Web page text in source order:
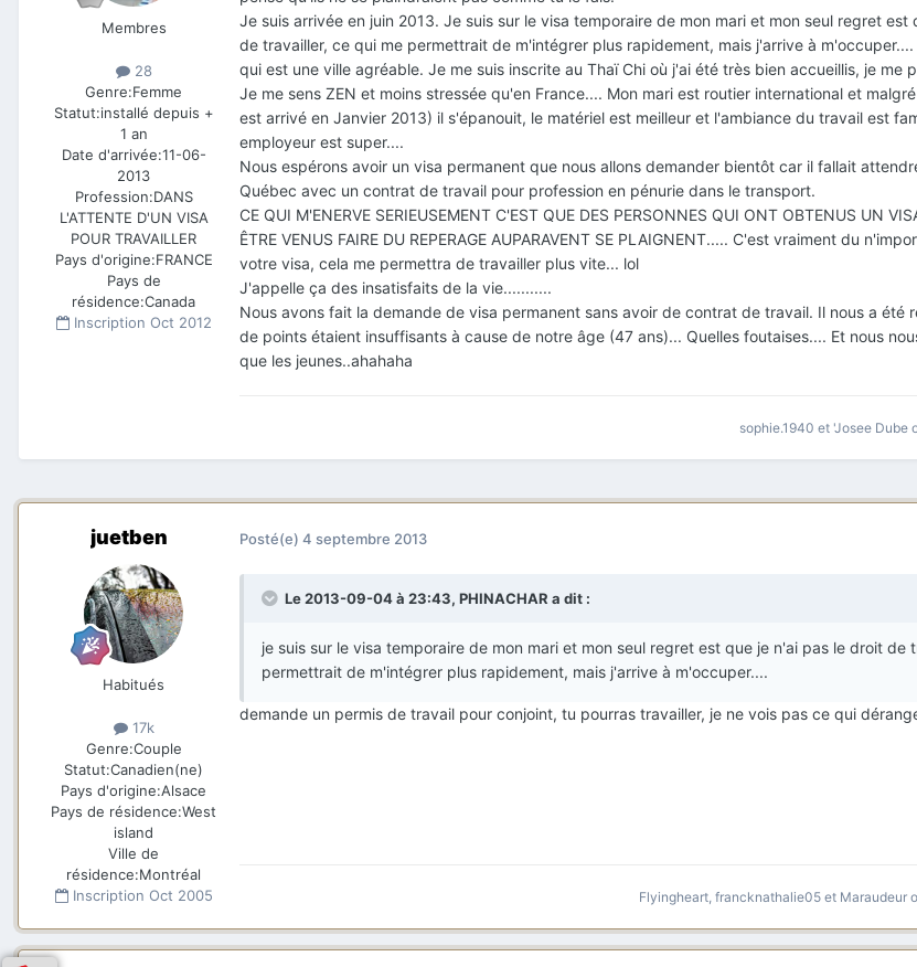
Membres
28
Genre:Femme
Statut:installé depuis +
1 an
Date d'arrivée:11-06-
2013
Profession:DANS
L'ATTENTE D'UN VISA
POUR TRAVAILLER
Pays d'origine:FRANCE
Pays de
résidence:Canada
Inscription Oct 2012
Je suis arrivée en juin 2013. Je suis sur le visa temporaire de mon mari et mon seul regret est
de travailler, ce qui me permettrait de m'intégrer plus rapidement, mais j'arrive à
qui est une ville agréable. Je me suis inscrite au Thaï Chi où j'ai été très bien accueillis, je me
Je me sens ZEN et moins stressée qu'en France.... Mon mari est routier international et
est arrivé en Janvier 2013) il s'épanouit, le matériel est meilleur et l'ambiance du travail est
employeur est super....
Nous espérons avoir un visa permanent que nous allons demander bientôt car il fallait
Québec avec un contrat de travail pour profession en pénurie dans le transport.
CE QUI M'ENERVE SERIEUSEMENT C'EST QUE DES PERSONNES QUI ONT OBTENUS UN
ÊTRE VENUS FAIRE DU REPERAGE AUPARAVENT SE PLAIGNENT..... C'est vraiment du
votre visa, cela me permettra de travailler plus vite... lol
J'appelle ça des insatisfaits de la vie...........
Nous avons fait la demande de visa permanent sans avoir de contrat de travail. Il nous a été
de points étaient insuffisants à cause de notre âge (47 ans)... Quelles foutaises.... Et nous
que les jeunes..ahahaha
sophie.1940 et 'Josee Dube
juetben
Habitués
17k
Genre:Couple
Statut:Canadien(ne)
Pays d'origine:Alsace
Pays de résidence:West
island
Ville de
résidence:Montréal
Inscription Oct 2005
Posté(e) 4 septembre 2013
Le 2013-09-04 à 23:43, PHINACHAR a dit :
je suis sur le visa temporaire de mon mari et mon seul regret est que je n'ai pas le droit de
permettrait de m'intégrer plus rapidement, mais j'arrive à m'occuper....
demande un permis de travail pour conjoint, tu pourras travailler, je ne vois pas ce qui
Flyingheart francknathalie05 et Maraudeur